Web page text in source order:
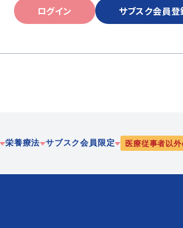
ログイン サブスク会員登
栄養療法 サブスク会員限定 医療従事者以